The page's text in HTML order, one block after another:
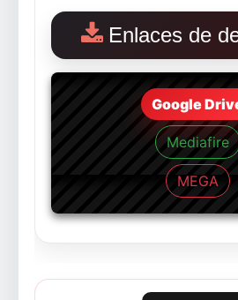
Enlaces de
Google
Mediafire
MEGA